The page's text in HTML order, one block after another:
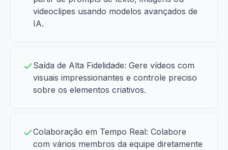
videoclipes usando modelos avançados de
IA.
Saída de Alta Fidelidade: Gere vídeos com
visuais impressionantes e controle preciso
sobre os elementos criativos.
Colaboração em Tempo Real: Colabore
com vários membros da equipe diretamente